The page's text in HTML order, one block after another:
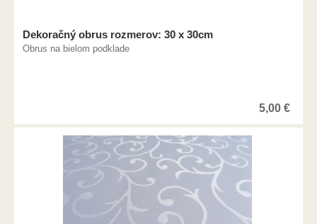
Dekoračný obrus rozmerov: 30 x 30cm
Obrus na bielom podklade
5,00 €